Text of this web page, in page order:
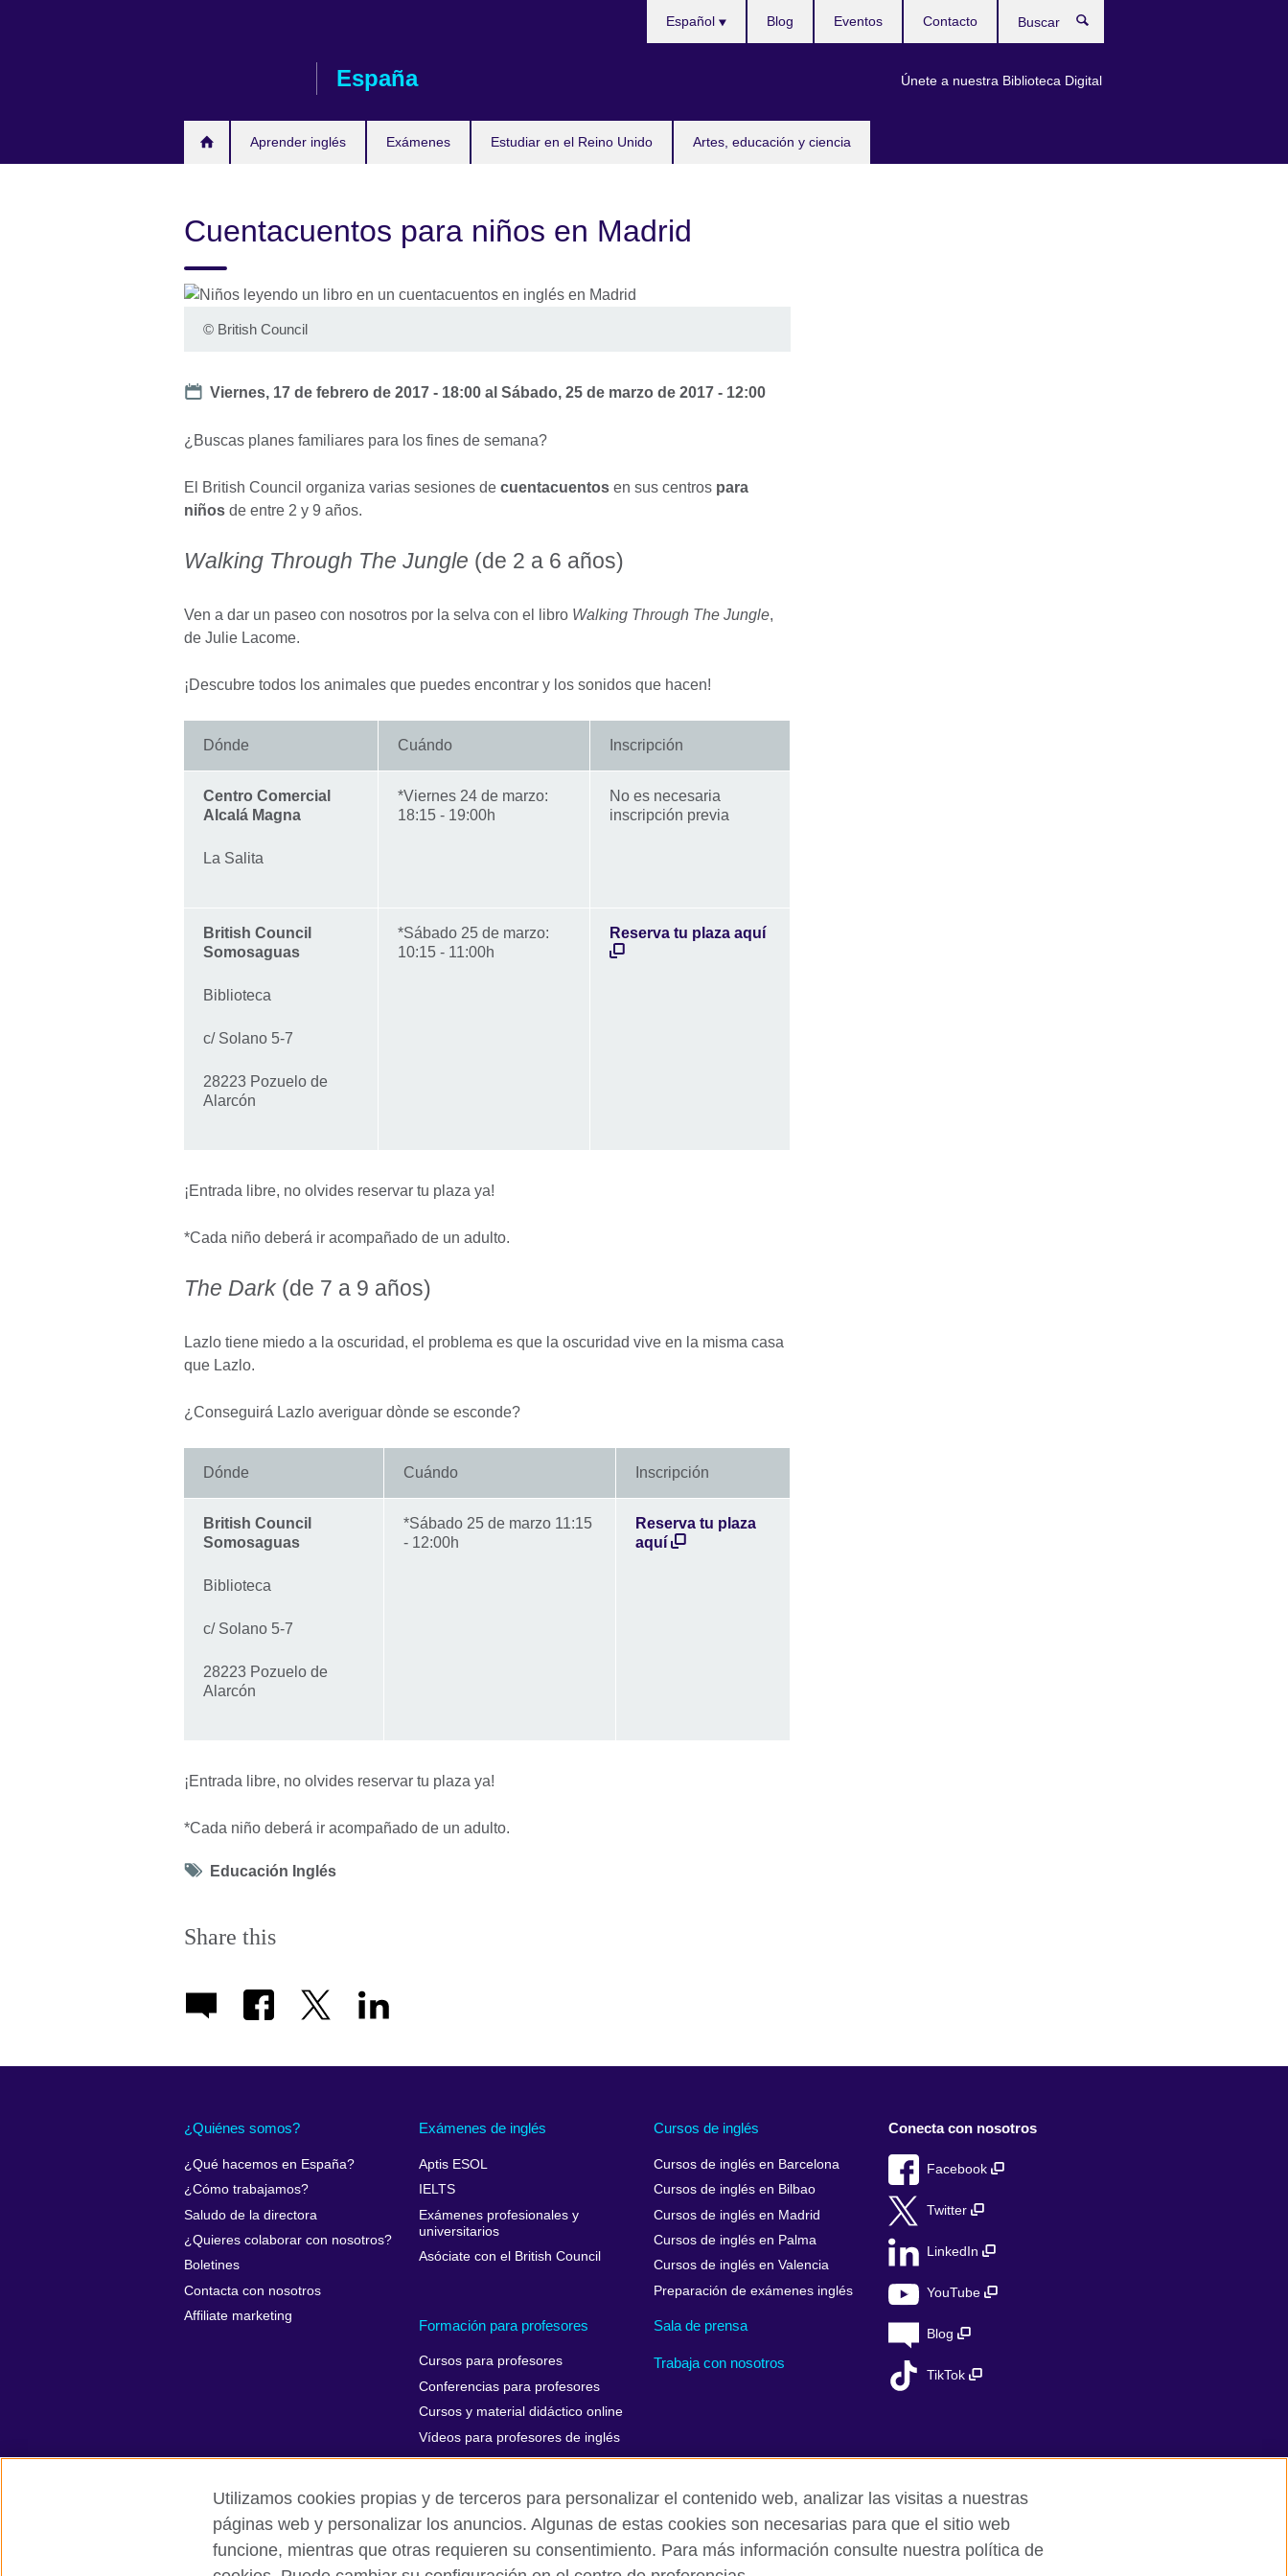
España
Aprender inglés Exámenes Estudiar en el Reino Unido Artes, educación y ciencia
idioma
Español
Únete a nuestra Biblioteca Digital
Blog Eventos Contacto
Cuentacuentos para niños en Madrid
© British Council
Date
Viernes, 17 de febrero de 2017 - 18:00 alSábado, 25 de marzo de 2017 - 12:00
¿Buscas planes familiares para los fines de semana?
El British Council organiza varias sesiones de cuentacuentos en sus centros para
niños de entre 2 y 9 años.
Walking Through The Jungle (de 2 a 6 años)
Ven a dar un paseo con nosotros por la selva con el libro Walking Through The Jungle,
de Julie Lacome.
¡Descubre todos los animales que puedes encontrar y los sonidos que hacen!
Dónde Cuándo Inscripción
Centro Comercial
Alcalá Magna
La Salita
*Viernes 24 de marzo:
18:15 - 19:00h
No es necesaria
inscripción previa
British Council
Somosaguas
Biblioteca
c/ Solano 5-7
28223 Pozuelo de
Alarcón
*Sábado 25 de marzo:
10:15 - 11:00h
Reserva tu plaza aquí
¡Entrada libre, no olvides reservar tu plaza ya!
*Cada niño deberá ir acompañado de un adulto.
The Dark (de 7 a 9 años)
Lazlo tiene miedo a la oscuridad, el problema es que la oscuridad vive en la misma casa
que Lazlo.
¿Conseguirá Lazlo averiguar dònde se esconde?
Dónde Cuándo Inscripción
British Council
Somosaguas
Biblioteca
c/ Solano 5-7
28223 Pozuelo de
Alarcón
*Sábado 25 de marzo 11:15
- 12:00h
Reserva tu plaza
aquí
¡Entrada libre, no olvides reservar tu plaza ya!
*Cada niño deberá ir acompañado de un adulto.
Tag
Educación Inglés
Share this
¿Quiénes somos?
¿Qué hacemos en España?
¿Cómo trabajamos?
Saludo de la directora
¿Quieres colaborar con nosotros?
Boletines
Contacta con nosotros
Affiliate marketing
Exámenes de inglés
Aptis ESOL
IELTS
Exámenes profesionales y
universitarios
Asóciate con el British Council
Cursos de inglés
Cursos de inglés en Barcelona
Cursos de inglés en Bilbao
Cursos de inglés en Madrid
Cursos de inglés en Palma
Cursos de inglés en Valencia
Preparación de exámenes inglés
Formación para profesores
Cursos para profesores
Conferencias para profesores
Cursos y material didáctico online
Vídeos para profesores de inglés
Sala de prensa
Trabaja con nosotros
Conecta con nosotros
Facebook
Twitter
LinkedIn
YouTube
Blog
TikTok
British Council Global Privacidad Aviso Legal Cookies Mapa del sitio
Utilizamos cookies propias y de terceros para personalizar el contenido web, analizar las visitas a nuestras
páginas web y personalizar los anuncios. Algunas de estas cookies son necesarias para que el sitio web
funcione, mientras que otras requieren su consentimiento. Para más información consulte nuestra política de